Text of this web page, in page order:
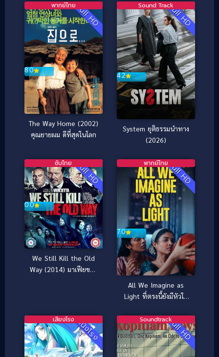
Full HD
8.0
พากย์ไทย
The Way Home (2002)
คุณยายผม ดีที่สุดในโลก
Full HD
4.2
Sound Track
System ยุติธรรมนำทาง
(2026)
Full HD
0.0
ซับไทย
We Still Kill the Old
Way (2014) มาเฟียขย้ำ
Full HD
7.0
พากย์ไทย
All We Imagine as
Light ที่ตรงนี้ยังมีหัวใจ
หนังโรง
เสียงโรง Full HD
Soundtrack